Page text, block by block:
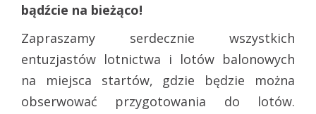
bądźcie na bieżąco!
Zapraszamy serdecznie wszystkich
entuzjastów lotnictwa i lotów balonowych
na miejsca startów, gdzie będzie można
obserwować przygotowania do lotów.